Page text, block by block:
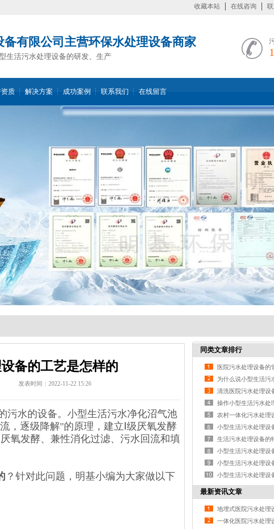
收藏本站 在线咨询
备有限公司主营环保水处理设备商家
生活污水处理设备的研发、生产
质 解决方案 成功案例 联系我们 在线留言
备的工艺是怎样的
发表时间：2022-11-22 15:26
污水的设备。小型生活污水净化沼气池
，逐级降解"的原理，建立Ⅰ级厌氧发酵
氧发酵、兼性消化过滤、污水回流和填
？针对此问题，明基小编为大家做以下
同类文章排行
医院污水处理设备的
办？
为什么说小型生活污
村环境的守护者
清洗医院污水处理设
呢?
操作小型生活污水处
问题
农村一体化污水处理
小型生活污水处理设
生活污水处理设备的
小型生活污水处理设
要注意的事项
小型生活污水处理设
水的办法
小型生活污水处理设
最新资讯文章
地埋式医院污水处理
怎么样？
一体化医院污水处理